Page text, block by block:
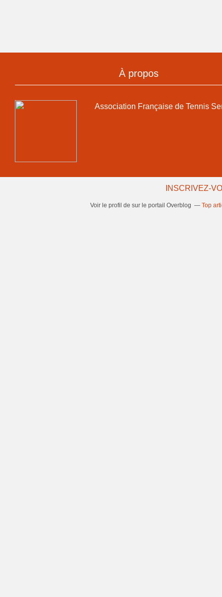
À propos
Association Française de Tennis
INSCRIVEZ-
Voir le profil de sur le portail Overblog Top